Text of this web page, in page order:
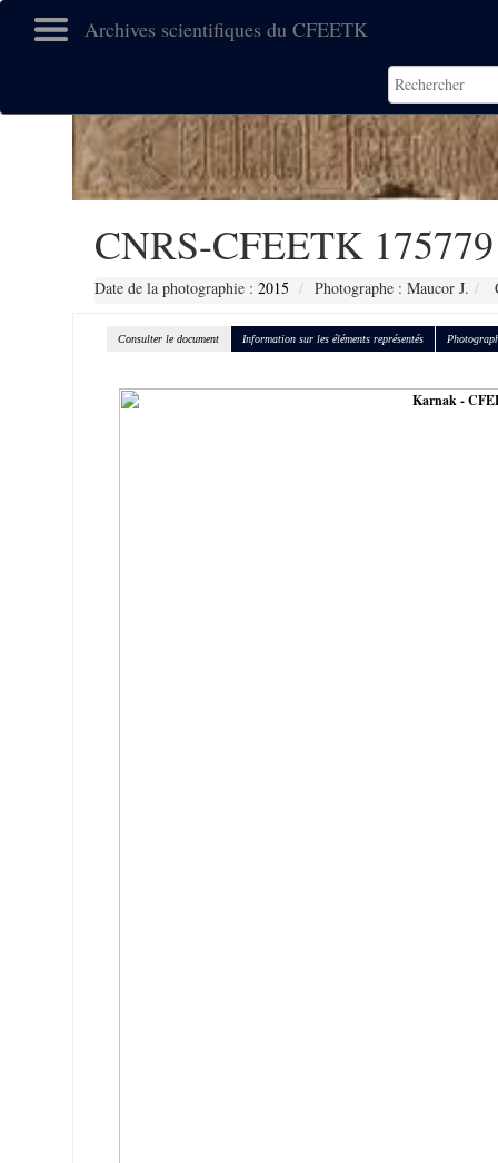
Archives scientifiques du CFEETK
CNRS-CFEETK 175779
Date de la photographie : 2015 Photographe : Maucor J.
Consulter le document Information sur les éléments représentés